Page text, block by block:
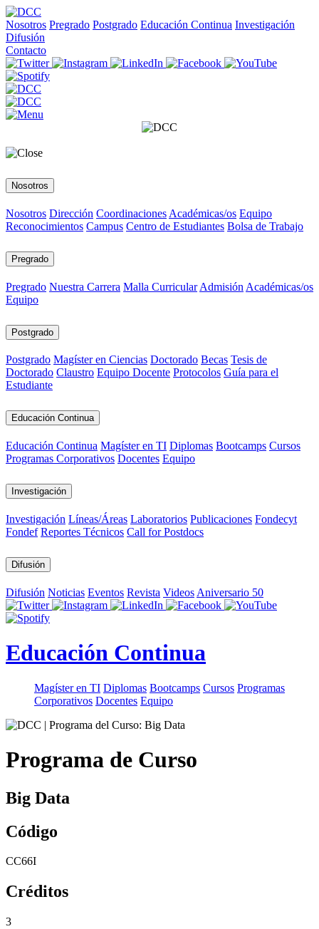
Nosotros Pregrado Postgrado Educación Continua Investigación
Difusión
Contacto
Nosotros
Nosotros Dirección Coordinaciones Académicas/os Equipo
Reconocimientos Campus Centro de Estudiantes Bolsa de Trabajo
Pregrado
Pregrado Nuestra Carrera Malla Curricular Admisión Académicas/os
Equipo
Postgrado
Postgrado Magíster en Ciencias Doctorado Becas Tesis de
Doctorado Claustro Equipo Docente Protocolos Guía para el
Estudiante
Educación Continua
Educación Continua Magíster en TI Diplomas Bootcamps Cursos
Programas Corporativos Docentes Equipo
Investigación
Investigación Líneas/Áreas Laboratorios Publicaciones Fondecyt
Fondef Reportes Técnicos Call for Postdocs
Difusión
Difusión Noticias Eventos Revista Videos Aniversario 50
Educación Continua
Magíster en TI Diplomas Bootcamps Cursos Programas
Corporativos Docentes Equipo
Programa de Curso
Big Data
Código
CC66I
Créditos
3